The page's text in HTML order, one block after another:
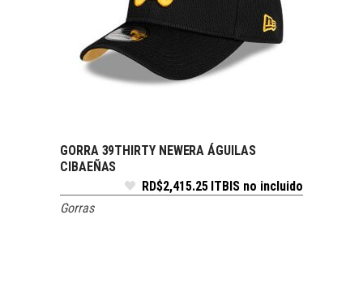
SELECCIONAR OPCIONES
GORRA 39THIRTY NEWERA ÁGUILAS
CIBAEÑAS
RD$2,415.25 ITBIS no incluido
Gorras